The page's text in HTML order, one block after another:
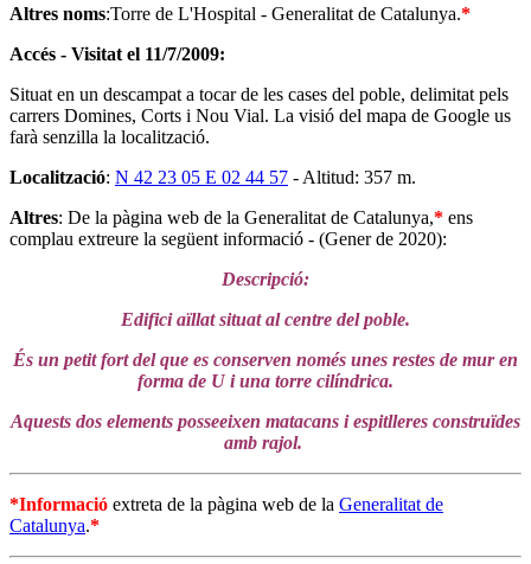
Altres noms:Torre de L'Hospital - Generalitat de Catalunya.*
Accés - Visitat el 11/7/2009:
Situat en un descampat a tocar de les cases del poble, delimitat pels
carrers Domines, Corts i Nou Vial. La visió del mapa de Google us
farà senzilla la localització.
Localització: N 42 23 05 E 02 44 57 - Altitud: 357 m.
Altres: De la pàgina web de la Generalitat de Catalunya,* ens
complau extreure la següent informació - (Gener de 2020):
Descripció:
Edifici aïllat situat al centre del poble.
És un petit fort del que es conserven només unes restes de mur en
forma de U i una torre cilíndrica.
Aquests dos elements posseeixen matacans i espitlleres construïdes
amb rajol.
*Informació extreta de la pàgina web de la Generalitat de
Catalunya.*